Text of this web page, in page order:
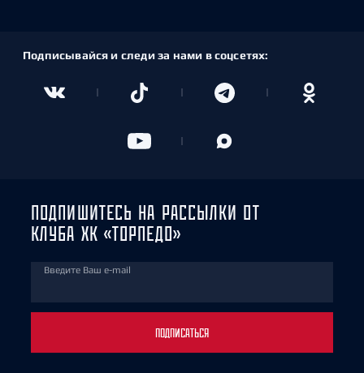
Подписывайся и следи за нами в соцсетях:
ПОДПИШИТЕСЬ НА РАССЫЛКИ ОТ
КЛУБА ХК «ТОРПЕДО»
Введите Ваш e-mail
ПОДПИСАТЬСЯ